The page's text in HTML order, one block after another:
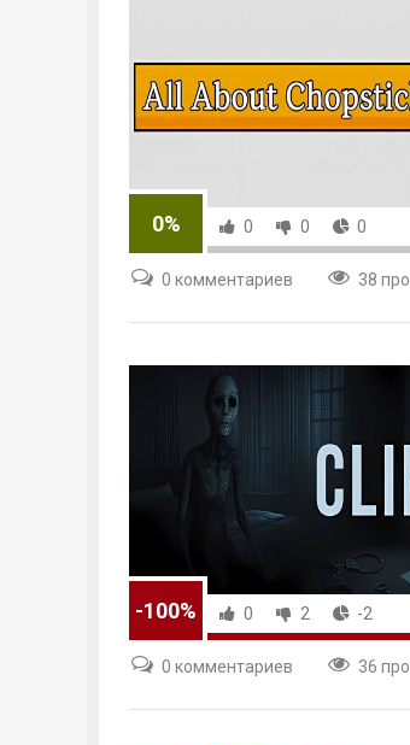
0% 0 0 0
0 комментариев 38
-100% 0 2 -2
0 комментариев 36